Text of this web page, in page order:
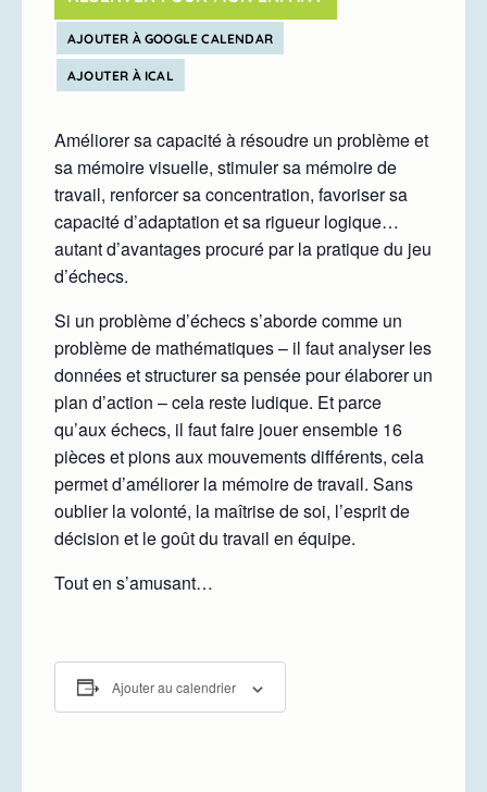
AJOUTER À GOOGLE CALENDAR
AJOUTER À ICAL
Améliorer sa capacité à résoudre un problème et
sa mémoire visuelle, stimuler sa mémoire de
travail, renforcer sa concentration, favoriser sa
capacité d’adaptation et sa rigueur logique…
autant d’avantages procuré par la pratique du jeu
d’échecs.
Si un problème d’échecs s’aborde comme un
problème de mathématiques – il faut analyser les
données et structurer sa pensée pour élaborer un
plan d’action – cela reste ludique. Et parce
qu’aux échecs, il faut faire jouer ensemble 16
pièces et pions aux mouvements différents, cela
permet d’améliorer la mémoire de travail. Sans
oublier la volonté, la maîtrise de soi, l’esprit de
décision et le goût du travail en équipe.
Tout en s’amusant…
Ajouter au calendrier